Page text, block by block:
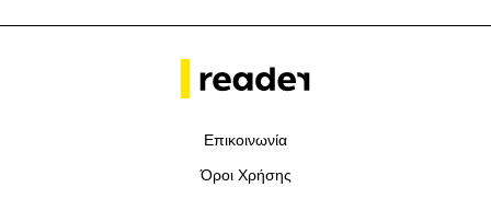
Επικοινωνία
Όροι Χρήσης